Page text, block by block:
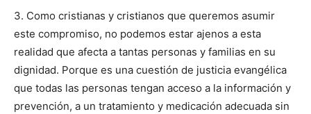
3. Como cristianas y cristianos que queremos asumir
este compromiso, no podemos estar ajenos a esta
realidad que afecta a tantas personas y familias en su
dignidad. Porque es una cuestión de justicia evangélica
que todas las personas tengan acceso a la información y
prevención, a un tratamiento y medicación adecuada sin